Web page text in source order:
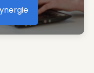
compte Synergie